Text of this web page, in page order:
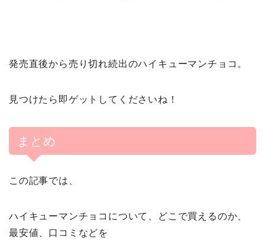
発売直後から売り切れ続出のハイキューマンチョコ。
見つけたら即ゲットしてくださいね！
まとめ
この記事では、
ハイキューマンチョコについて、どこで買えるのか、
最安値、口コミなどを